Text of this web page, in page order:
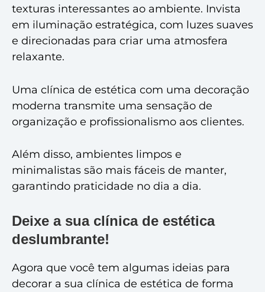
texturas interessantes ao ambiente. Invista
em iluminação estratégica, com luzes suaves
e direcionadas para criar uma atmosfera
relaxante.
Uma clínica de estética com uma decoração
moderna transmite uma sensação de
organização e profissionalismo aos clientes.
Além disso, ambientes limpos e
minimalistas são mais fáceis de manter,
garantindo praticidade no dia a dia.
Deixe a sua clínica de estética
deslumbrante!
Agora que você tem algumas ideias para
decorar a sua clínica de estética de forma